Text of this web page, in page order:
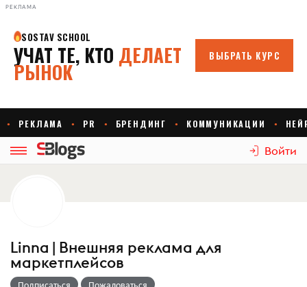
РЕКЛАМА
Войти
Linna | Внешняя реклама для
маркетплейсов
Подписаться Пожаловаться